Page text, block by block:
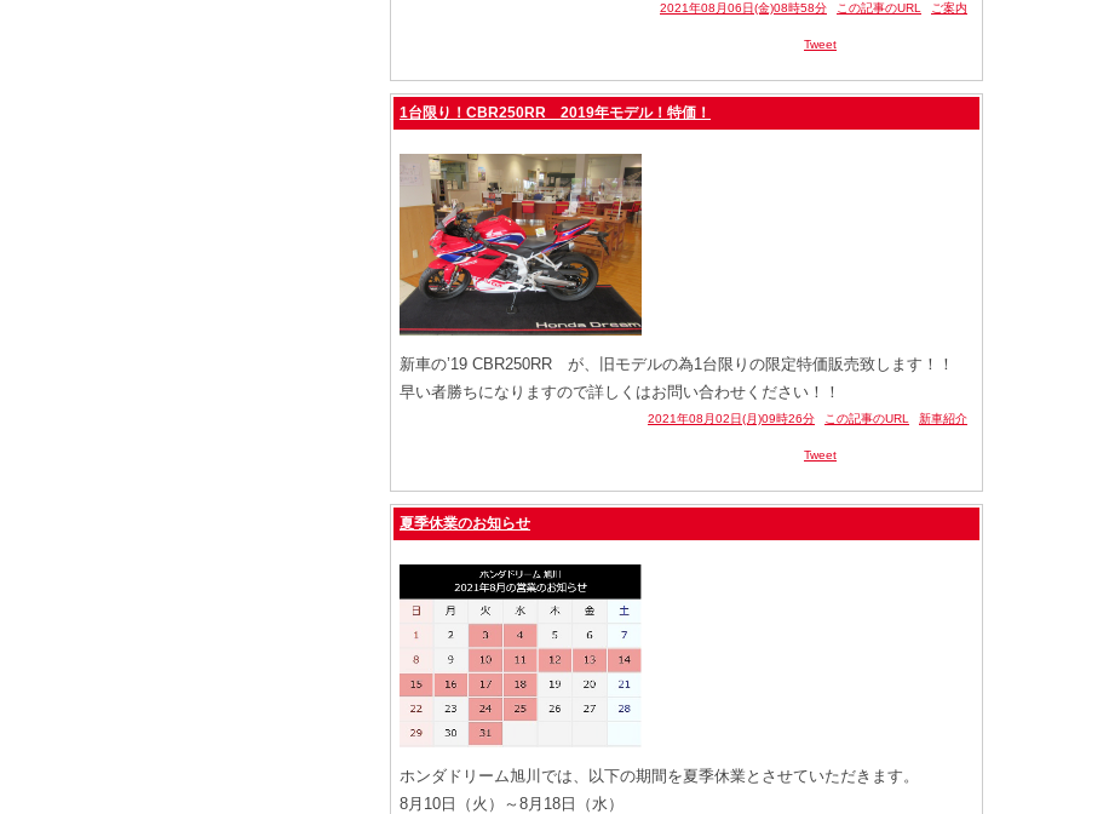
2021年08月06日(金)08時58分 この記事のURL ご案内
Tweet
1台限り！CBR250RR 2019年モデル！特価！
新車の’19 CBR250RR が、旧モデルの為1台限りの限定特価販売致します！！
早い者勝ちになりますので詳しくはお問い合わせください！！
2021年08月02日(月)09時26分 この記事のURL 新車紹介
Tweet
夏季休業のお知らせ
ホンダドリーム旭川では、以下の期間を夏季休業とさせていただきます。
8月10日（火）～8月18日（水）